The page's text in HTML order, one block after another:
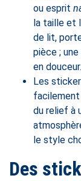
ou esprit
la taille et
de lit,
pièce ;
en douceur.
Les
facilement
du relief à
le style
Des